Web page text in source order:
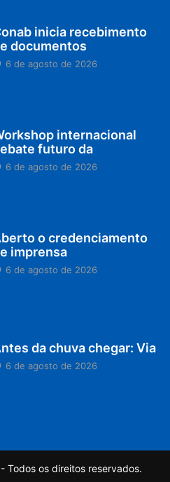
inicia recebimento
documentos
6 de agosto de 2026
internacional
futuro da
6 de agosto de 2026
o credenciamento
imprensa
6 de agosto de 2026
da chuva chegar: Via
6 de agosto de 2026
Todos os direitos reservados.